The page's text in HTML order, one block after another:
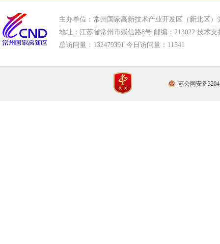
主办单位：常州国家高新技术产业开发区（新北区）
地址：江苏省常州市崇信路8号 邮编：213022 技术支
总访问量： 132479391 今日访问量： 11541
苏公网安备